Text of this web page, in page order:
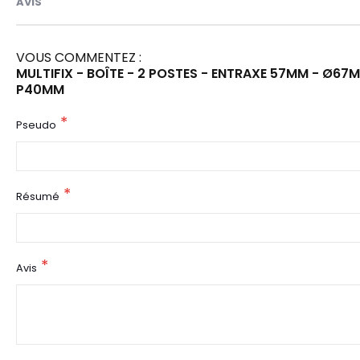
VOUS COMMENTEZ :
MULTIFIX - BOÎTE - 2 POSTES - ENTRAXE 57MM -
P40MM
Pseudo
Résumé
Avis